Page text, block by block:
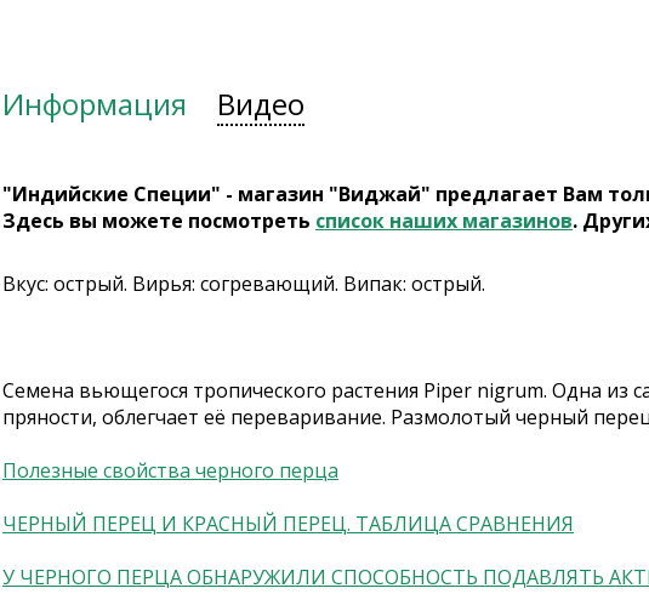
Информация Видео
"Индийские Специи" - магазин "Виджай" предлагает Вам
Здесь вы можете посмотреть список наших магазинов.
Вкус: острый. Вирья: согревающий. Випак: острый.
Семена вьющегося тропического растения Piper nigrum. Одна из
пряности, облегчает её переваривание. Размолотый черный
Полезные свойства черного перца
ЧЕРНЫЙ ПЕРЕЦ И КРАСНЫЙ ПЕРЕЦ. ТАБЛИЦА СРАВНЕНИЯ
У ЧЕРНОГО ПЕРЦА ОБНАРУЖИЛИ СПОСОБНОСТЬ ПОДАВЛЯТЬ